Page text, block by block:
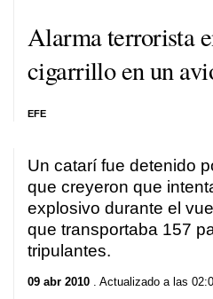
Alarma terrorista
cigarrillo en un
EFE
Un catarí fue detenido
que creyeron que
explosivo durante el
que transportaba 157
tripulantes.
09 abr 2010 . Actualizado a las